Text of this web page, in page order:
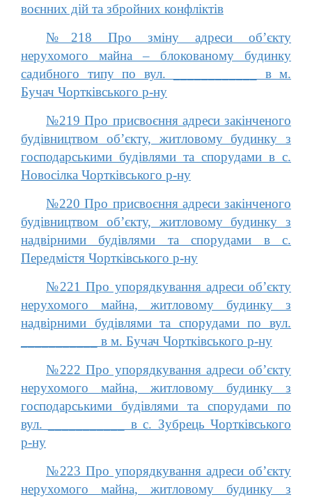
воєнних дій та збройних конфліктів
№218 Про зміну адреси об’єкту
нерухомого майна – блокованому будинку
садибного типу по вул. ____________ в м.
Бучач Чортківського р-ну
№219 Про присвоєння адреси закінченого
будівництвом об’єкту, житловому будинку з
господарськими будівлями та спорудами в с.
Новосілка Чортківського р-ну
№220 Про присвоєння адреси закінченого
будівництвом об’єкту, житловому будинку з
надвірними будівлями та спорудами в с.
Передмістя Чортківського р-ну
№221 Про упорядкування адреси об’єкту
нерухомого майна, житловому будинку з
надвірними будівлями та спорудами по вул.
___________ в м. Бучач Чортківського р-ну
№222 Про упорядкування адреси об’єкту
нерухомого майна, житловому будинку з
господарськими будівлями та спорудами по
вул. ___________ в с. Зубрець Чортківського
р-ну
№223 Про упорядкування адреси об’єкту
нерухомого майна, житловому будинку з